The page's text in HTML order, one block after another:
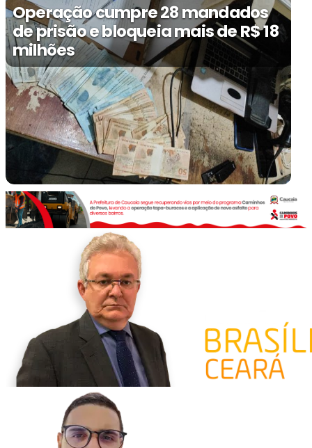
Operação cumpre 28 mandados
de prisão e bloqueia mais de R$ 18
milhões